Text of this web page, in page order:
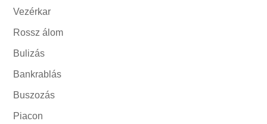
Vezérkar
Rossz álom
Bulizás
Bankrablás
Buszozás
Piacon